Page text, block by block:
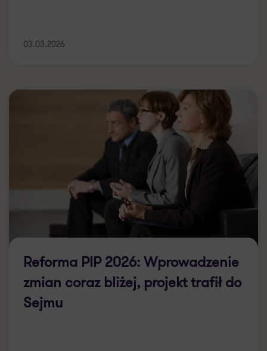
03.03.2026
Reforma PIP 2026: Wprowadzenie
zmian coraz bliżej, projekt trafił do
Sejmu